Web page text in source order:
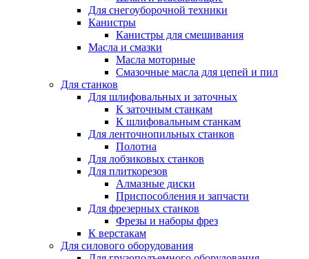
Для снегоуборочной техники
Канистры
Канистры для смешивания
Масла и смазки
Масла моторные
Смазочные масла для цепей и пил
Для станков
Для шлифовальных и заточных
К заточным станкам
К шлифовальным станкам
Для ленточнопильных станков
Полотна
Для лобзиковых станков
Для плиткорезов
Алмазные диски
Приспособления и запчасти
Для фрезерных станков
Фрезы и наборы фрез
К верстакам
Для силового оборудования